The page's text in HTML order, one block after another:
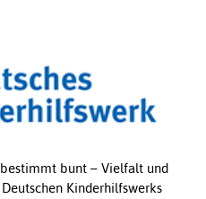
bunt – Vielfalt und
Kinderhilfswerks